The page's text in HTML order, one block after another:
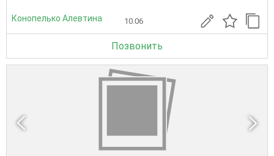
Конопелько Алевтина 10.06
Позвонить